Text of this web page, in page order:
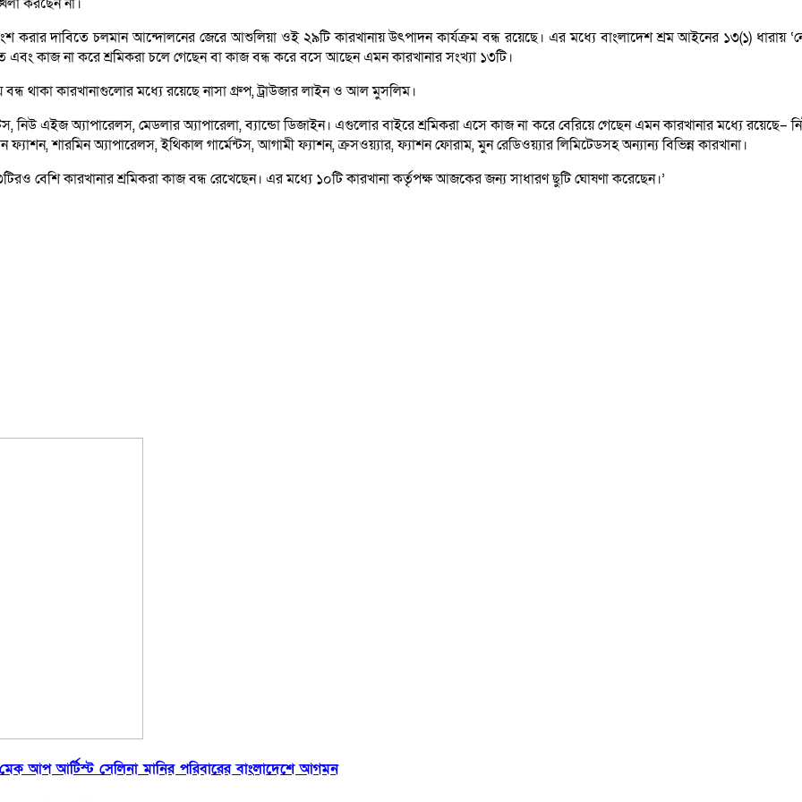
করার দাবিতে চলমান আন্দোলনের জেরে আশুলিয়া ওই ২৯টি কারখানায় উৎপাদন কার্যক্রম বন্ধ রয়েছে। এর মধ্যে বাংলাদেশ শ্রম আইনের ১৩(১) ধারায়
এবং কাজ না করে শ্রমিকরা চলে গেছেন বা কাজ বন্ধ করে বসে আছেন এমন কারখানার সংখ্যা ১৩টি।
থাকা কারখানাগুলোর মধ্যে রয়েছে নাসা গ্রুপ, ট্রাউজার লাইন ও আল মুসলিম।
নিউ এইজ অ্যাপারেলস, মেডলার অ্যাপারেলা, ব্যান্ডো ডিজাইন। এগুলোর বাইরে শ্রমিকরা এসে কাজ না করে বেরিয়ে গেছেন এমন কারখানার মধ্যে রয়েছে–
শারমিন অ্যাপারেলস, ইথিকাল গার্মেন্টস, আগামী ফ্যাশন, ক্রসওয়্যার, ফ্যাশন ফোরাম, মুন রেডিওয়্যার লিমিটেডসহ অন্যান্য বিভিন্ন কারখানা।
বেশি কারখানার শ্রমিকরা কাজ বন্ধ রেখেছেন। এর মধ্যে ১০টি কারখানা কর্তৃপক্ষ আজকের জন্য সাধারণ ছুটি ঘোষণা করেছেন।’
আপ আর্টিস্ট সেলিনা মানির পরিবারের বাংলাদেশে আগমন